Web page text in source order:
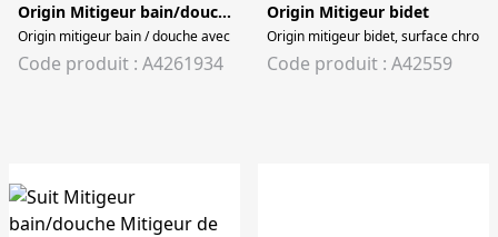
Origin Mitigeur bain/douche avec bec pivotant
Origin mitigeur bain / douche avec bec pivotant, surface nickel brossée
Code produit : A4261934
Origin Mitigeur bidet
Origin mitigeur bidet, surface
Code produit : A42559